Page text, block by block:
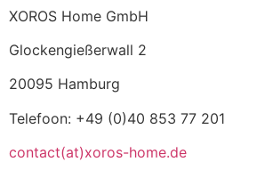
XOROS Home GmbH
Glockengießerwall 2
20095 Hamburg
Telefoon: +49 (0)40 853 77 201
contact(at)xoros-home.de